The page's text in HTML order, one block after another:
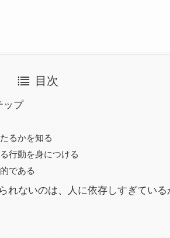
目次
ップ
るかを知る
行動を身につける
である
れないのは、人に依存しすぎている